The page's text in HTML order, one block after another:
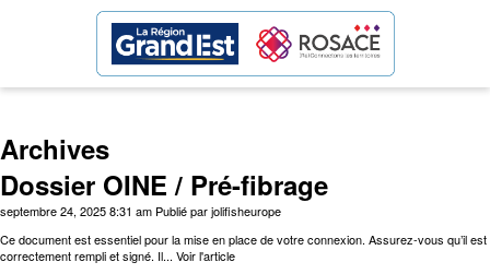
Archives
Dossier OINE / Pré-fibrage
septembre 24, 2025 8:31 am Publié parjolifisheurope
Ce document est essentiel pour la mise en place de votre connexion. Assurez-vous qu’il est
correctement rempli et signé. Il... Voir l'article